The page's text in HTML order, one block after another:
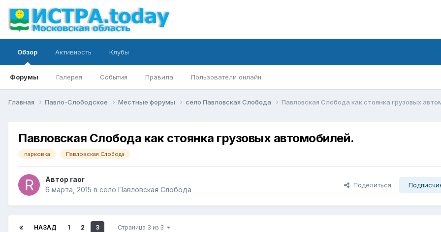
Обзор
Форумы Галерея События Правила Пользователи онлайн
Активность Клубы
Главная Павло-Слободское Местные форумы село Павловская Слобода Павловская Слобода как стоянка грузовых
Павловская Слобода как стоянка грузовых автомобилей.
парковка Павловская Слобода
Автор raor
6 марта, 2015 в село Павловская Слобода
Поделиться
НАЗАД 1 2 3 Страница 3 из 3